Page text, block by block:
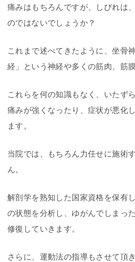
痛みはもちろんですが、しびれは
のではないでしょうか？
これまで述べてきたように、坐骨
経」という神経や多くの筋肉、筋
これらを何の知識もなく、いたず
痛みが強くなったり、症状が悪化
ます。
当院では、もちろん力任せに施術
ん。
解剖学を熟知した国家資格を保有
の状態を分析し、ゆがんでしまっ
修復していきます。
さらに、運動法の指導もさせて頂き